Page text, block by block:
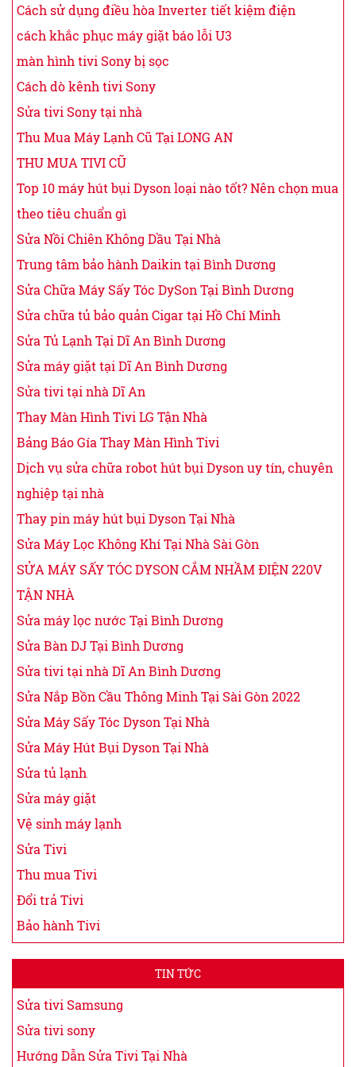
Cách sử dụng điều hòa Inverter tiết kiệm điện
cách khắc phục máy giặt báo lỗi U3
màn hình tivi Sony bị sọc
Cách dò kênh tivi Sony
Sửa tivi Sony tại nhà
Thu Mua Máy Lạnh Cũ Tại LONG AN
THU MUA TIVI CŨ
Top 10 máy hút bụi Dyson loại nào tốt? Nên chọn mua
theo tiêu chuẩn gì
Sửa Nồi Chiên Không Dầu Tại Nhà
Trung tâm bảo hành Daikin tại Bình Dương
Sửa Chữa Máy Sấy Tóc DySon Tại Bình Dương
Sửa chữa tủ bảo quản Cigar tại Hồ Chí Minh
Sửa Tủ Lạnh Tại Dĩ An Bình Dương
Sửa máy giặt tại Dĩ An Bình Dương
Sửa tivi tại nhà Dĩ An
Thay Màn Hình Tivi LG Tận Nhà
Bảng Báo Gía Thay Màn Hình Tivi
Dịch vụ sửa chữa robot hút bụi Dyson uy tín, chuyên
nghiệp tại nhà
Thay pin máy hút bụi Dyson Tại Nhà
Sửa Máy Lọc Không Khí Tại Nhà Sài Gòn
SỬA MÁY SẤY TÓC DYSON CẮM NHẦM ĐIỆN 220V
TẬN NHÀ
Sửa máy lọc nước Tại Bình Dương
Sửa Bàn DJ Tại Bình Dương
Sửa tivi tại nhà Dĩ An Bình Dương
Sửa Nắp Bồn Cầu Thông Minh Tại Sài Gòn 2022
Sửa Máy Sấy Tóc Dyson Tại Nhà
Sửa Máy Hút Bụi Dyson Tại Nhà
Sửa tủ lạnh
Sửa máy giặt
Vệ sinh máy lạnh
Sửa Tivi
Thu mua Tivi
Đổi trả Tivi
Bảo hành Tivi
TIN TỨC
Sửa tivi Samsung
Sửa tivi sony
Hướng Dẫn Sửa Tivi Tại Nhà